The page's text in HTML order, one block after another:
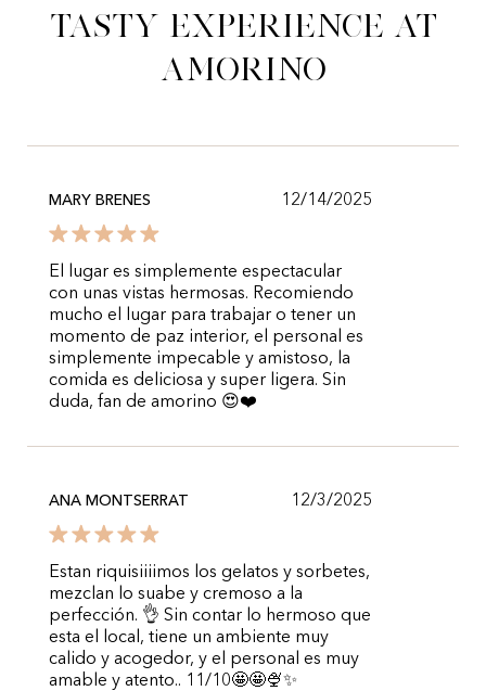
tasty experience at
Amorino
MARY BRENES 12/14/2025
El lugar es simplemente espectacular
con unas vistas hermosas. Recomiendo
mucho el lugar para trabajar o tener un
momento de paz interior, el personal es
simplemente impecable y amistoso, la
comida es deliciosa y super ligera. Sin
duda, fan de amorino 😍❤️
ANA MONTSERRAT 12/3/2025
Estan riquisiiiimos los gelatos y sorbetes,
mezclan lo suabe y cremoso a la
perfección. 👌 Sin contar lo hermoso que
esta el local, tiene un ambiente muy
calido y acogedor, y el personal es muy
amable y atento.. 11/10🤩🤩🍨✨️